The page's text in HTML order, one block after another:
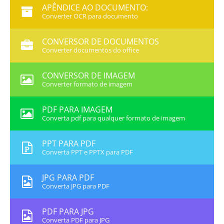
APÊNDICE AO DOCUMENTO:
Converter OCR para documento
CONVERSOR DE DOCUMENTOS
Converter documentos do office
CONVERSOR DE IMAGEM
Converter formato de imagem
PDF PARA IMAGEM
Converta pdf para qualquer formato de imagem
PPT PARA PDF
Converta PPT e PPTX para PDF
JPG PARA PDF
Converta JPG para PDF
PDF PARA JPG
Converta PDF para JPG